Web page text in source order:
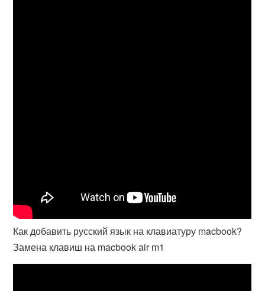
Как добавить русский язык на клавиатуру macbook?
Замена клавиш на macbook air m1